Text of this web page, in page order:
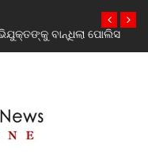
certificate’: Priyanka
Gen Z remarks